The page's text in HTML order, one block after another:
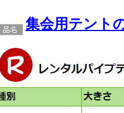
集会用テント